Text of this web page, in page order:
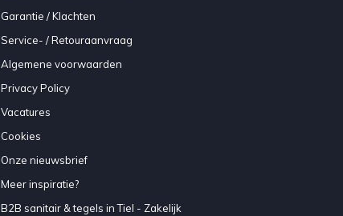
Garantie / Klachten
Service- / Retouraanvraag
Algemene voorwaarden
Privacy Policy
Vacatures
Cookies
Onze nieuwsbrief
Meer inspiratie?
B2B sanitair & tegels in Tiel - Zakelijk